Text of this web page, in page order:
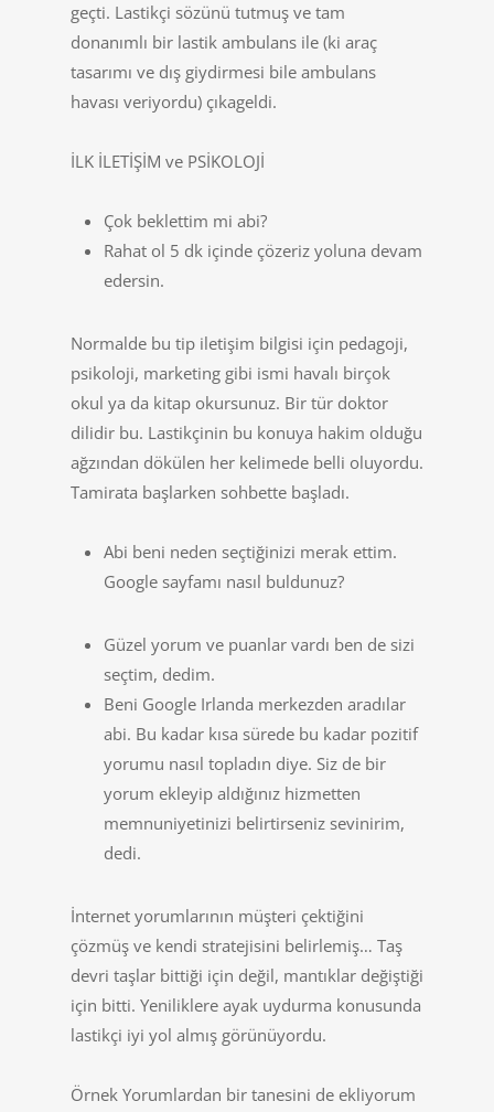
geçti. Lastikçi sözünü tutmuş ve tam
donanımlı bir lastik ambulans ile (ki araç
tasarımı ve dış giydirmesi bile ambulans
havası veriyordu) çıkageldi.
İLK İLETİŞİM ve PSİKOLOJİ
Çok beklettim mi abi?
Rahat ol 5 dk içinde çözeriz yoluna devam
edersin.
Normalde bu tip iletişim bilgisi için pedagoji,
psikoloji, marketing gibi ismi havalı birçok
okul ya da kitap okursunuz. Bir tür doktor
dilidir bu. Lastikçinin bu konuya hakim olduğu
ağzından dökülen her kelimede belli oluyordu.
Tamirata başlarken sohbette başladı.
Abi beni neden seçtiğinizi merak ettim.
Google sayfamı nasıl buldunuz?
Güzel yorum ve puanlar vardı ben de sizi
seçtim, dedim.
Beni Google Irlanda merkezden aradılar
abi. Bu kadar kısa sürede bu kadar pozitif
yorumu nasıl topladın diye. Siz de bir
yorum ekleyip aldığınız hizmetten
memnuniyetinizi belirtirseniz sevinirim,
dedi.
İnternet yorumlarının müşteri çektiğini
çözmüş ve kendi stratejisini belirlemiş… Taş
devri taşlar bittiği için değil, mantıklar değiştiği
için bitti. Yeniliklere ayak uydurma konusunda
lastikçi iyi yol almış görünüyordu.
Örnek Yorumlardan bir tanesini de ekliyorum